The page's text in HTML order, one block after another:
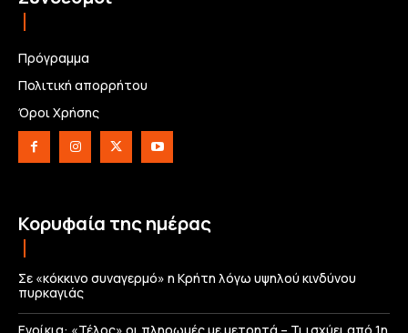
Πρόγραμμα
Πολιτική απορρήτου
Όροι Χρήσης
Κορυφαία της ημέρας
Σε «κόκκινο συναγερμό» η Κρήτη λόγω υψηλού κινδύνου
πυρκαγιάς